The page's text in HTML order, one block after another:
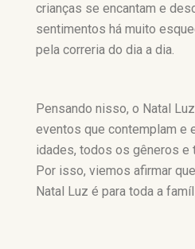
crianças se encantam e
sentimentos há muito
pela correria do dia a dia.
Pensando nisso, o Natal
eventos que contemplam e
idades, todos os gêneros e
Por isso, viemos afirmar
Natal Luz é para toda a